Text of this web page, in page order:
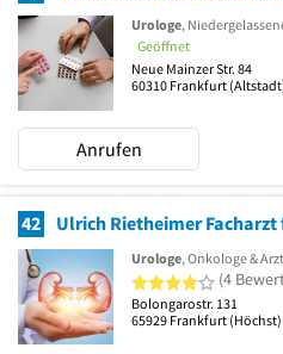
Urologe,
Geöffnet
Neue Mainzer Str. 84
60310 Frankfurt
Anrufen
42 Ulrich Rietheimer
Urologe, Onkologe &
4 von 5
(4
Bolongarostr. 131
65929 Frankfurt (Höchst)